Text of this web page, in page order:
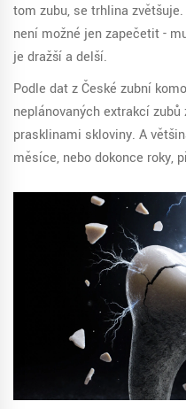
tom zubu, se trhlina
není možné jen zapečetit -
je dražší a delší.
Podle dat z České zubní
neplánovaných extrakcí
prasklinami skloviny. A
měsíce, nebo dokonce roky,